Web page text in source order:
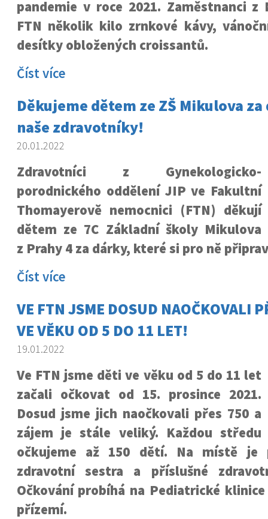
pandemie v roce 2021. Zaměstnanci z
FTN několik kilo zrnkové kávy,
desítky obložených croissantů.
Číst více
Děkujeme dětem ze ZŠ Mikulova
naše zdravotníky!
20.01.2022
Zdravotníci z Gynekologicko-
porodnického oddělení JIP ve Fakultní
Thomayerově nemocnici (FTN) děkují
dětem ze 7C Základní školy Mikulova
z Prahy 4 za dárky, které si pro ně
Číst více
VE FTN JSME DOSUD NAOČKOVALI
VE VĚKU OD 5 DO 11 LET!
19.01.2022
Ve FTN jsme děti ve věku od 5 do 11 let
začali očkovat od 15. prosince 2021.
Dosud jsme jich naočkovali přes 750 a
zájem je stále veliký. Každou středu
očkujeme až 150 dětí. Na místě je
zdravotní sestra a příslušné
Očkování probíhá na Pediatrické
přízemí.